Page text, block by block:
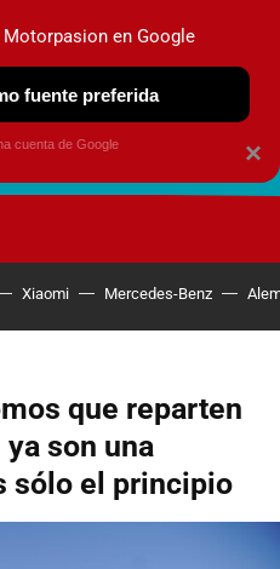
Xiaomi Mercedes-Benz
que reparten
son una
sólo el principio
×
Motorpasion en Google
fuente preferida
cuenta de Google